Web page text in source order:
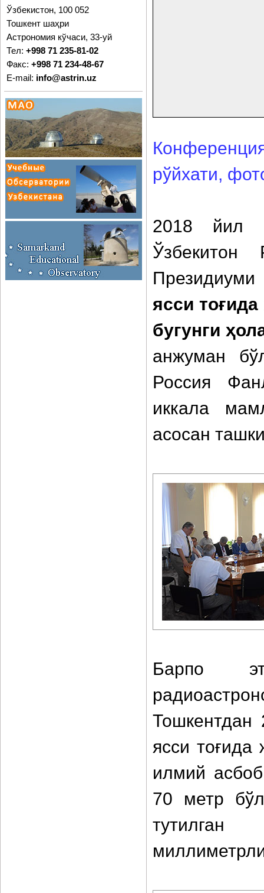
Ўзбекистон, 100 052
Тошкент шаҳри
Астрономия кўчаси, 33-уй
Тел: +998 71 235-81-02
Факс: +998 71 234-48-67
E-mail: info@astrin.uz
рўйхати,
2018 йил
Ўзбекитон
ясси
бугунги
анжуман
Россия
иккала
асосан
Барпо
ясси тоғида
илмий
70 метр
тутилган